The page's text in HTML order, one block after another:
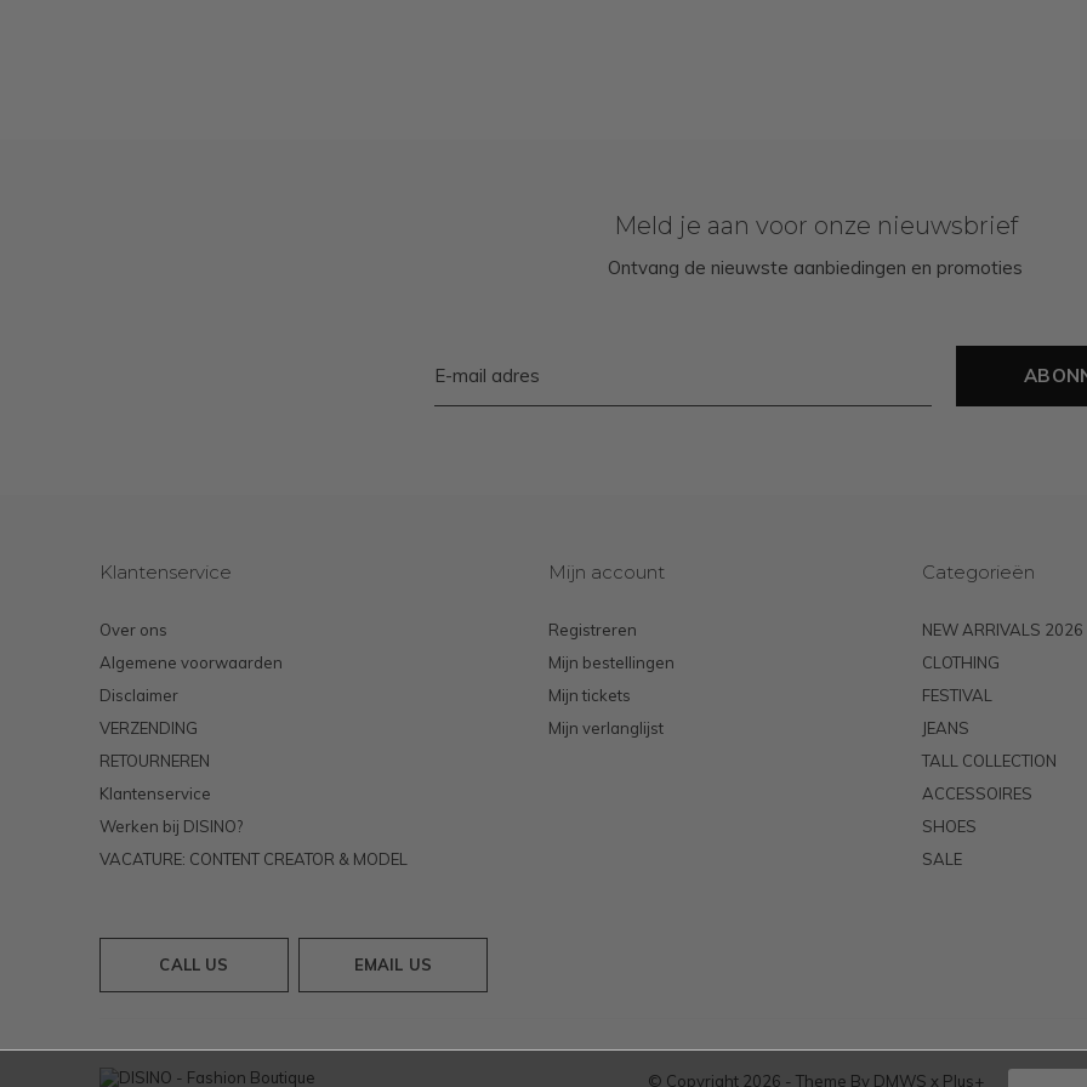
Meld je aan voor onze nieuwsbrief
Ontvang de nieuwste aanbiedingen en promoties
Klantenservice
Over ons
Algemene voorwaarden
Disclaimer
VERZENDING
RETOURNEREN
Klantenservice
Werken bij DISINO?
VACATURE: CONTENT CREATOR & MODEL
Mijn account
Registreren
Mijn bestellingen
Mijn tickets
Mijn verlanglijst
Categorieën
NEW ARRIVALS 2026
CLOTHING
FESTIVAL
JEANS
TALL COLLECTION
ACCESSOIRES
SHOES
SALE
CALL US EMAIL US
© Copyright 2026 - Theme By DMWS x Plus+